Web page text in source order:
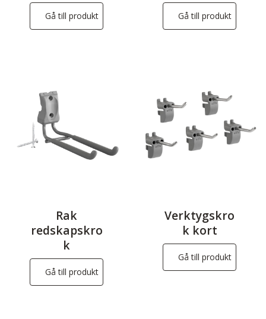
Gå till produkt Gå till produkt
Rak
redskapskro
k
Gå till produkt
Verktygskro
k kort
Gå till produkt